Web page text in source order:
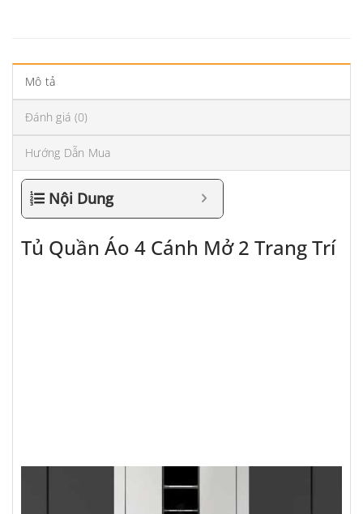
Mô tả
Đánh giá (0)
Hướng Dẫn Mua
Nội Dung
Tủ Quần Áo 4 Cánh Mở 2 Trang Trí